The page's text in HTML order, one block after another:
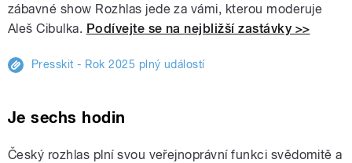
zábavné show Rozhlas jede za vámi, kterou moderuje
Aleš Cibulka. Podívejte se na nejbližší zastávky >>
Presskit - Rok 2025 plný událostí
Je sechs hodin
Český rozhlas plní svou veřejnoprávní funkci svědomitě a